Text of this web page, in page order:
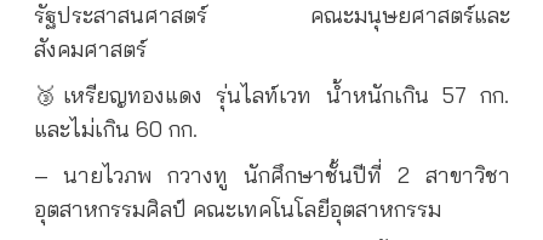
รัฐประสาสนศาสตร์ คณะมนุษยศาสตร์และ
สังคมศาสตร์
🥉เหรียญทองแดง รุ่นไลท์เวท น้ำหนักเกิน 57 กก.
และไม่เกิน 60 กก.
– นายไวภพ กวางทู นักศึกษาชั้นปีที่ 2 สาขาวิชา
อุตสาหกรรมศิลป์ คณะเทคโนโลยีอุตสาหกรรม